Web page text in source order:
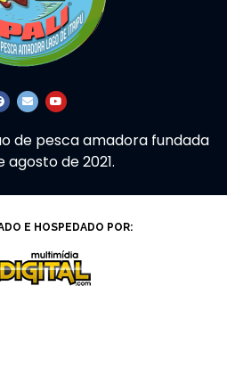
de pesca amadora fundada
agosto de 2021.
E HOSPEDADO POR: